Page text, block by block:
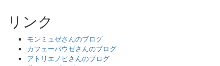
リンク
モンミュゼさんのブログ
カフェーパウゼさんのブログ
アトリエノビさんのブログ